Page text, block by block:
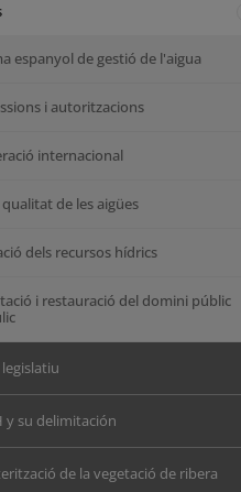
espanyol de gestió de l'aigua
i autoritzacions
internacional
qualitat de les aigües
dels recursos hídrics
i restauració del domini públic
y su delimitación
de la vegetació de ribera